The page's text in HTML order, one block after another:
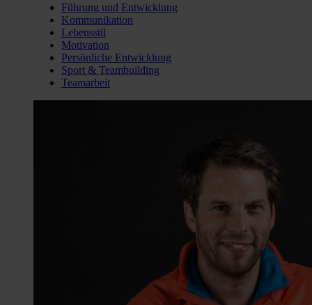
Führung und Entwicklung
Kommunikation
Lebensstil
Motivation
Persönliche Entwicklung
Sport & Teambuilding
Teamarbeit